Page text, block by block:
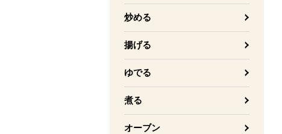
炒める
揚げる
ゆでる
煮る
オーブン